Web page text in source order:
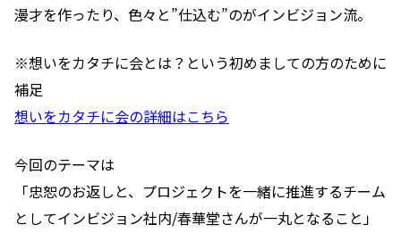
漫才を作ったり、色々と”仕込む”のがインビジョン流。
※想いをカタチに会とは？という初めましての方のために
補足
想いをカタチに会の詳細はこちら
今回のテーマは
「忠恕のお返しと、プロジェクトを一緒に推進するチーム
としてインビジョン社内/春華堂さんが一丸となること」